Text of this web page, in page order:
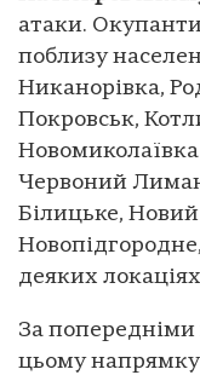
атаки.
поблизу
Никанорівка,
Покровськ,
Новомиколаївка
Червоний
Білицьке,
деяких
За попередніми
цьому напрямку